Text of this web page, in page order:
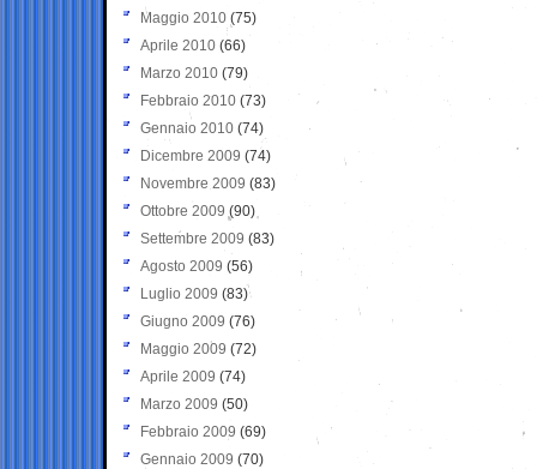
Maggio 2010 (75)
Aprile 2010 (66)
Marzo 2010 (79)
Febbraio 2010 (73)
Gennaio 2010 (74)
Dicembre 2009 (74)
Novembre 2009 (83)
Ottobre 2009 (90)
Settembre 2009 (83)
Agosto 2009 (56)
Luglio 2009 (83)
Giugno 2009 (76)
Maggio 2009 (72)
Aprile 2009 (74)
Marzo 2009 (50)
Febbraio 2009 (69)
Gennaio 2009 (70)